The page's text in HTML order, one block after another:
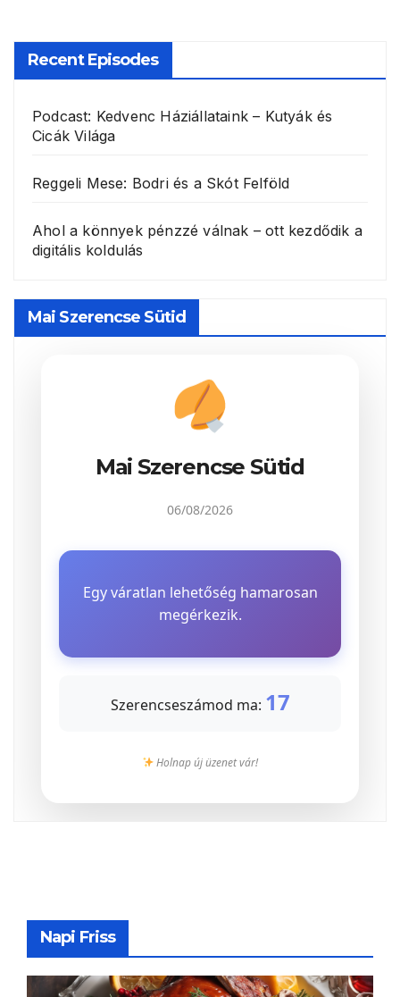
Recent Episodes
Podcast: Kedvenc Háziállataink – Kutyák és
Cicák Világa
Reggeli Mese: Bodri és a Skót Felföld
Ahol a könnyek pénzzé válnak – ott kezdődik a
digitális koldulás
Mai Szerencse Sütid
Mai Szerencse Sütid
06/08/2026
Egy váratlan lehetőség hamarosan
megérkezik.
Szerencseszámod ma: 17
Holnap új üzenet vár!
Napi Friss